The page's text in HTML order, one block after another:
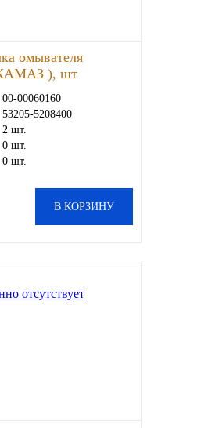
омывателя
), шт
00-00060160
53205-5208400
2 шт.
0 шт.
0 шт.
В КОРЗИНУ